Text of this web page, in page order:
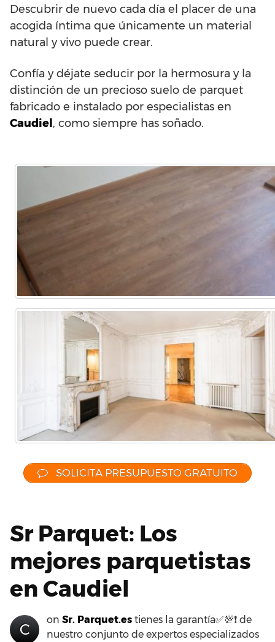
Descubrir de nuevo cada día el placer de una
acogida íntima que únicamente un material
natural y vivo puede crear.
Confía y déjate seducir por la hermosura y la
distinción de un precioso suelo de parquet
fabricado e instalado por especialistas en
Caudiel , como siempre has soñado.
SOLICITA PRESUPUESTO GRATUITO
Sr Parquet: Los
mejores parquetistas
en Caudiel
C
on Sr. Parquet.es tienes la garantía✅💯❗ de
nuestro conjunto de expertos especializados